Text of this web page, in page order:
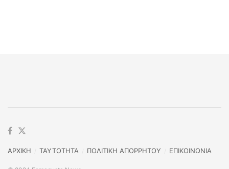
ΑΡΧΙΚΗ TAYTOTHTA ΠΟΛΙΤΙΚΗ ΑΠΟΡΡΗΤΟΥ ΕΠΙΚΟΙΝΩΝΙΑ